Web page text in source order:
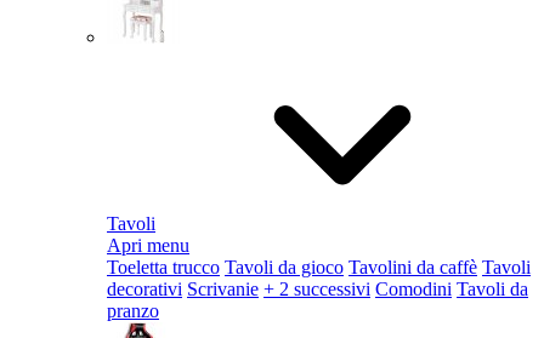
Tavoli
Apri menu
Toeletta trucco Tavoli da gioco Tavolini da caffè Tavoli
decorativi Scrivanie + 2 successivi Comodini Tavoli da
pranzo